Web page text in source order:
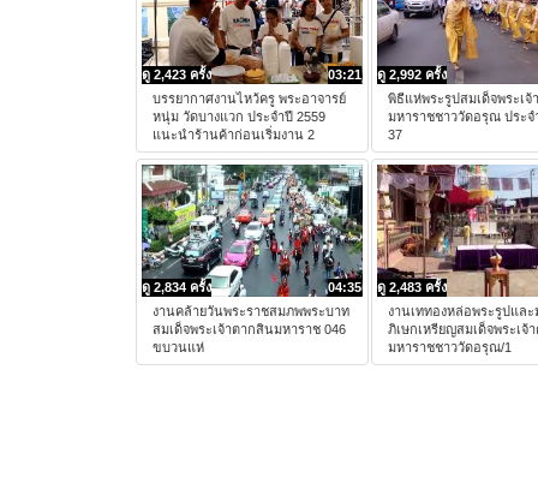
03:21
ดู 2,423 ครั้ง
บรรยากาศงานไหว้ครู พระอาจารย์
หนุ่ม วัดบางแวก ประจำปี 2559
แนะนำร้านค้าก่อนเริ่มงาน 2
ดู 2,992 ครั้ง
พิธีแห่พระรูปสมเด็จพระเจ้
มหาราชชาววัดอรุณ ประจ
37
04:35
ดู 2,834 ครั้ง
งานคล้ายวันพระราชสมภพพระบาท
สมเด็จพระเจ้าตากสินมหาราช 046
ขบวนแห่
ดู 2,483 ครั้ง
งานเททองหล่อพระรูปและ
ภิเษกเหรียญสมเด็จพระเจ้
มหาราชชาววัดอรุณ/1